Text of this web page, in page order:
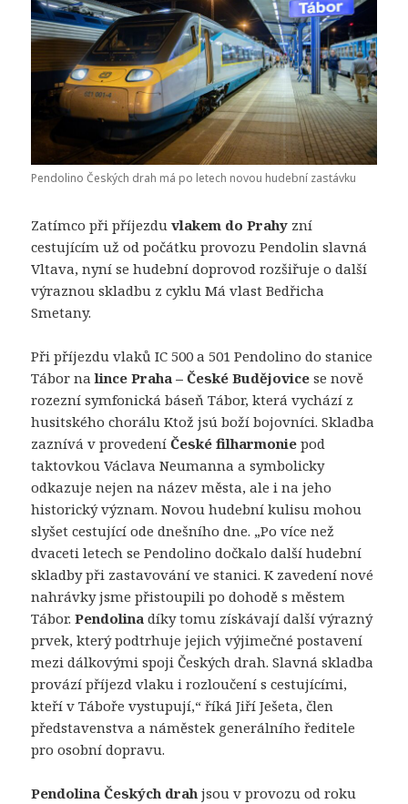
Pendolino Českých drah má po letech novou hudební zastávku
Zatímco při příjezduvlakem do Prahy zní
cestujícím už od počátku provozu Pendolin slavná
Vltava, nyní se hudební doprovod rozšiřuje o další
výraznou skladbu z cyklu Má vlast Bedřicha
Smetany.
Při příjezdu vlaků IC 500 a 501 Pendolino do stanice
Tábor nalince Praha – České Budějovice se nově
rozezní symfonická báseň Tábor, která vychází z
husitského chorálu Ktož jsú boží bojovníci. Skladba
zaznívá v provedeníČeské filharmonie pod
taktovkou Václava Neumanna a symbolicky
odkazuje nejen na název města, ale i na jeho
historický význam. Novou hudební kulisu mohou
slyšet cestující ode dnešního dne. „Po více než
dvaceti letech se Pendolino dočkalo další hudební
skladby při zastavování ve stanici. K zavedení nové
nahrávky jsme přistoupili po dohodě s městem
Tábor.Pendolina díky tomu získávají další výrazný
prvek, který podtrhuje jejich výjimečné postavení
mezi dálkovými spoji Českých drah. Slavná skladba
provází příjezd vlaku i rozloučení s cestujícími,
kteří v Táboře vystupují,“ říká Jiří Ješeta, člen
představenstva a náměstek generálního ředitele
pro osobní dopravu.
Pendolina Českých drah jsou v provozu od roku